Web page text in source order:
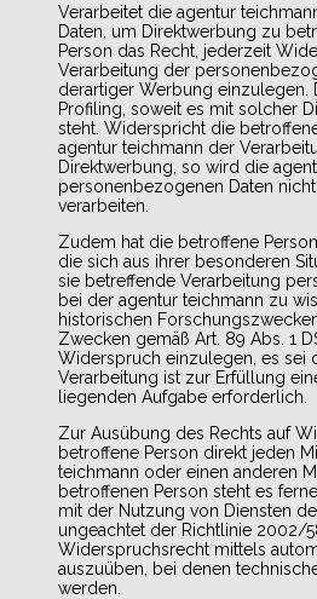
Verarbeitet die agentur
Daten, um Direktwerbung zu
Person das Recht, jederzeit
Verarbeitung der
derartiger Werbung einzulegen.
Profiling, soweit es mit solcher
steht. Widerspricht die
agentur teichmann der
Direktwerbung, so wird die
personenbezogenen Daten
verarbeiten.
Zudem hat die betroffene
die sich aus ihrer besonderen
sie betreffende Verarbeitung
bei der agentur teichmann zu
historischen
Zwecken gemäß Art. 89 Abs. 1
Widerspruch einzulegen, es sei
Verarbeitung ist zur Erfüllung
liegenden Aufgabe erforderlich.
Zur Ausübung des Rechts auf
betroffene Person direkt jeden
teichmann oder einen anderen
betroffenen Person steht es
mit der Nutzung von Diensten
ungeachtet der Richtlinie 2002/
Widerspruchsrecht mittels
auszuüben, bei denen
werden.